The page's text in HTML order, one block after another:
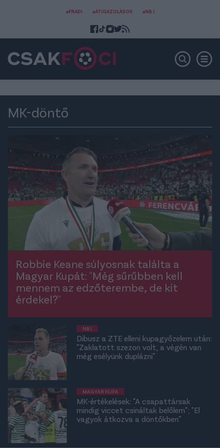
#FRADI #ÁTIGAZOLÁSOK #NB I
MK-döntő
Robbie Keane súlyosnak találta a
Magyar Kupát: "Még sűrűbben kell
mennem az edzőterembe, de kit
érdekel?"
NB I
Dibusz a ZTE elleni kupagyőzelem után:
"Zaklatott szezon volt, a végén van
még esélyünk duplázni"
MAGYAR KUPA
MK-értékelések: "A csapattársak
mindig viccet csináltak belőlem"; "El
vagyok átkozva a döntőkben"